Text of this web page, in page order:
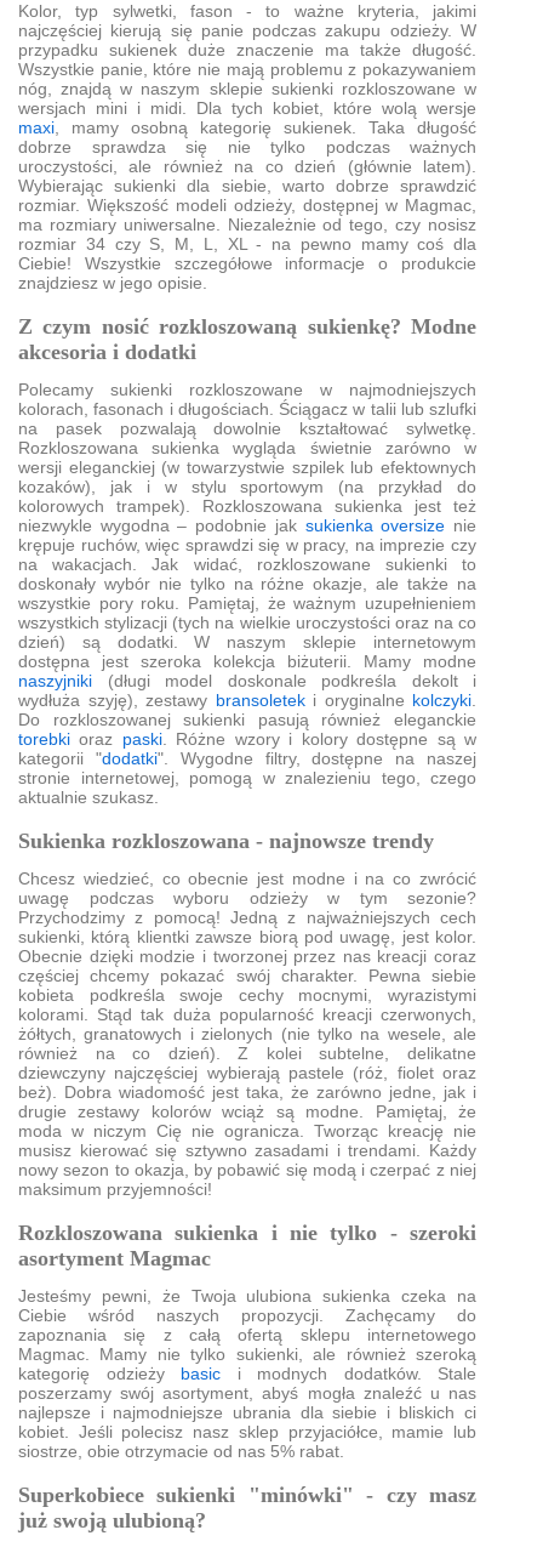
Kolor, typ sylwetki, fason - to ważne kryteria, jakimi
najczęściej kierują się panie podczas zakupu odzieży. W
przypadku sukienek duże znaczenie ma także długość.
Wszystkie panie, które nie mają problemu z pokazywaniem
nóg, znajdą w naszym sklepie sukienki rozkloszowane w
wersjach mini i midi. Dla tych kobiet, które wolą wersje
maxi , mamy osobną kategorię sukienek. Taka długość
dobrze sprawdza się nie tylko podczas ważnych
uroczystości, ale również na co dzień (głównie latem).
Wybierając sukienki dla siebie, warto dobrze sprawdzić
rozmiar. Większość modeli odzieży, dostępnej w Magmac,
ma rozmiary uniwersalne. Niezależnie od tego, czy nosisz
rozmiar 34 czy S, M, L, XL - na pewno mamy coś dla
Ciebie! Wszystkie szczegółowe informacje o produkcie
znajdziesz w jego opisie.
Z czym nosić rozkloszowaną sukienkę? Modne
akcesoria i dodatki
Polecamy sukienki rozkloszowane w najmodniejszych
kolorach, fasonach i długościach. Ściągacz w talii lub szlufki
na pasek pozwalają dowolnie kształtować sylwetkę.
Rozkloszowana sukienka wygląda świetnie zarówno w
wersji eleganckiej (w towarzystwie szpilek lub efektownych
kozaków), jak i w stylu sportowym (na przykład do
kolorowych trampek). Rozkloszowana sukienka jest też
niezwykle wygodna – podobnie jak sukienka oversize nie
krępuje ruchów, więc sprawdzi się w pracy, na imprezie czy
na wakacjach. Jak widać, rozkloszowane sukienki to
doskonały wybór nie tylko na różne okazje, ale także na
wszystkie pory roku. Pamiętaj, że ważnym uzupełnieniem
wszystkich stylizacji (tych na wielkie uroczystości oraz na co
dzień) są dodatki. W naszym sklepie internetowym
dostępna jest szeroka kolekcja biżuterii. Mamy modne
naszyjniki (długi model doskonale podkreśla dekolt i
wydłuża szyję), zestawy bransoleteki oryginalne kolczyki
Do rozkloszowanej sukienki pasują również eleganckie
torebki oraz paski. Różne wzory i kolory dostępne są w
kategorii "dodatki". Wygodne filtry, dostępne na naszej
stronie internetowej, pomogą w znalezieniu tego, czego
aktualnie szukasz.
Sukienka rozkloszowana - najnowsze trendy
Chcesz wiedzieć, co obecnie jest modne i na co zwrócić
uwagę podczas wyboru odzieży w tym sezonie?
Przychodzimy z pomocą! Jedną z najważniejszych cech
sukienki, którą klientki zawsze biorą pod uwagę, jest kolor.
Obecnie dzięki modzie i tworzonej przez nas kreacji coraz
częściej chcemy pokazać swój charakter. Pewna siebie
kobieta podkreśla swoje cechy mocnymi, wyrazistymi
kolorami. Stąd tak duża popularność kreacji czerwonych,
żółtych, granatowych i zielonych (nie tylko na wesele, ale
również na co dzień). Z kolei subtelne, delikatne
dziewczyny najczęściej wybierają pastele (róż, fiolet oraz
beż). Dobra wiadomość jest taka, że zarówno jedne, jak i
drugie zestawy kolorów wciąż są modne. Pamiętaj, że
moda w niczym Cię nie ogranicza. Tworząc kreację nie
musisz kierować się sztywno zasadami i trendami. Każdy
nowy sezon to okazja, by pobawić się modą i czerpać z niej
maksimum przyjemności!
Rozkloszowana sukienka i nie tylko - szeroki
asortyment Magmac
Jesteśmy pewni, że Twoja ulubiona sukienka czeka na
Ciebie wśród naszych propozycji. Zachęcamy do
zapoznania się z całą ofertą sklepu internetowego
Magmac. Mamy nie tylko sukienki, ale również szeroką
kategorię odzieży basic i modnych dodatków. Stale
poszerzamy swój asortyment, abyś mogła znaleźć u nas
najlepsze i najmodniejsze ubrania dla siebie i bliskich ci
kobiet. Jeśli polecisz nasz sklep przyjaciółce, mamie lub
siostrze, obie otrzymacie od nas 5% rabat.
Superkobiece sukienki "minówki" - czy masz
już swoją ulubioną?